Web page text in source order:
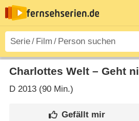
Charlottes Welt – Geht
D2013 (90 Min.)